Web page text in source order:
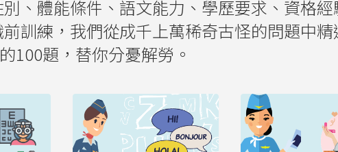
、體能條件、語文能力、學歷要求、資格經
訓練，我們從成千上萬稀奇古怪的問題中
100題，替你分憂解勞。